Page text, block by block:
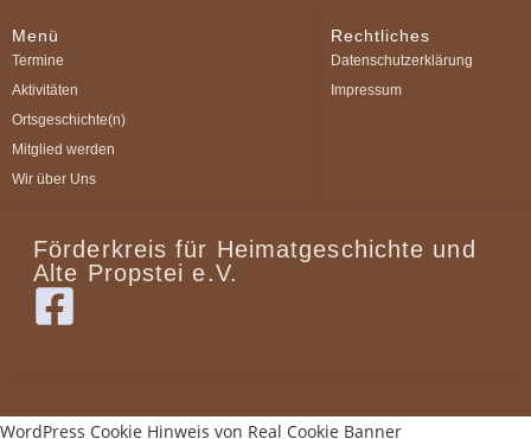
Menü
Termine
Aktivitäten
Ortsgeschichte(n)
Mitglied werden
Wir über Uns
Rechtliches
Datenschutzerklärung
Impressum
Förderkreis für Heimatgeschichte und
Alte Propstei e.V.
WordPress Cookie Hinweis von Real Cookie Banner